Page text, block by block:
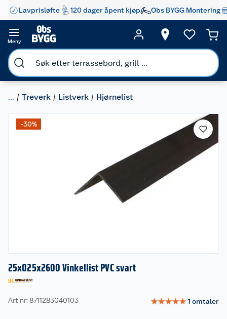
Lavprisløfte 120 dager åpent kjøp Obs BYGG Montering
Meny
... Treverk Listverk Hjørnelist
-30%
25x025x2600 Vinkellist PVC svart
Art nr: 8711283040103 ☆☆☆☆☆ 1 omtaler